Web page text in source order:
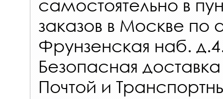
самостоятельно в
заказов в Москве по
Фрунзенская наб.
Безопасная
Почтой и